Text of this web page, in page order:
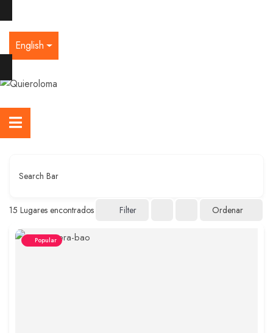
English
Search Bar
15 Lugares encontrados Filter Ordenar
Popular